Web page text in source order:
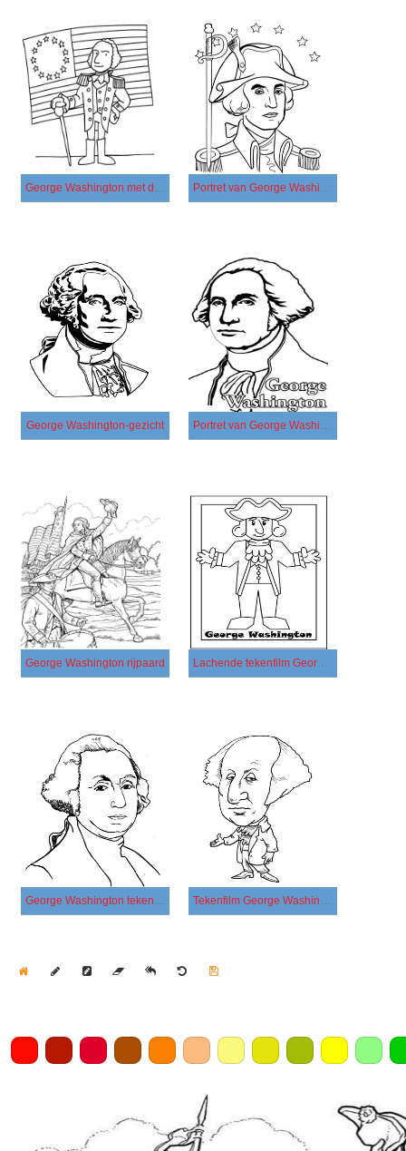
George Washington met de vlag van Amerika Portret van George Washington met sterren
George Washington-gezicht Portret van George Washington
George Washington rijpaard Lachende tekenfilm George Washington
George Washington tekenen Tekenfilm George Washington